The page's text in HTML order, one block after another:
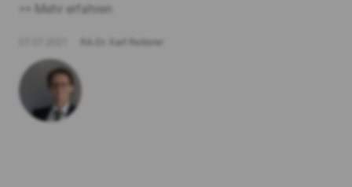
>> Mehr erfahren
RA Dr. Karl Reiterer